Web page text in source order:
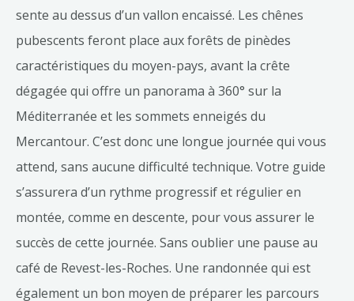
sente au dessus d’un vallon encaissé. Les chênes
pubescents feront place aux forêts de pinèdes
caractéristiques du moyen-pays, avant la crête
dégagée qui offre un panorama à 360° sur la
Méditerranée et les sommets enneigés du
Mercantour. C’est donc une longue journée qui vous
attend, sans aucune difficulté technique. Votre guide
s’assurera d’un rythme progressif et régulier en
montée, comme en descente, pour vous assurer le
succès de cette journée. Sans oublier une pause au
café de Revest-les-Roches. Une randonnée qui est
également un bon moyen de préparer les parcours